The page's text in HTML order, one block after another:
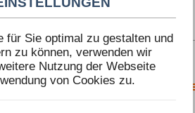
für Sie optimal zu gestalten und
zu können, verwenden wir
Nutzung der Webseite
von Cookies zu.